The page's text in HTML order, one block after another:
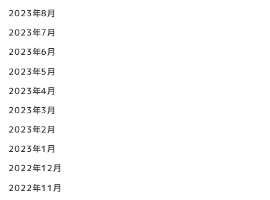
2023年8月
2023年7月
2023年6月
2023年5月
2023年4月
2023年3月
2023年2月
2023年1月
2022年12月
2022年11月